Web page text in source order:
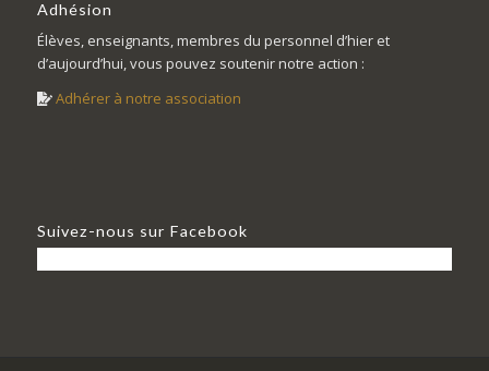
Adhésion
Élèves, enseignants, membres du personnel d’hier et
d’aujourd’hui, vous pouvez soutenir notre action :
Adhérer à notre association
Suivez-nous sur Facebook